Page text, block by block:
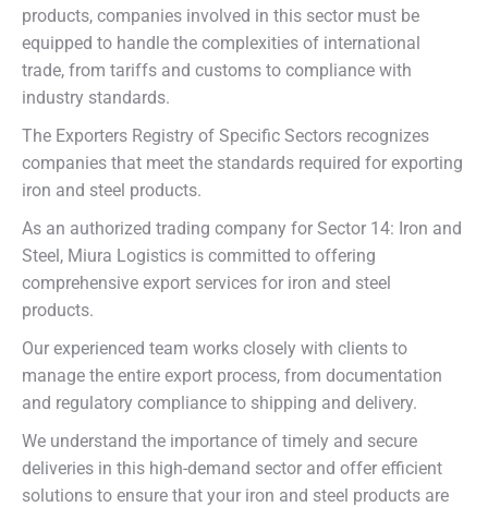
products, companies involved in this sector must be
equipped to handle the complexities of international
trade, from tariffs and customs to compliance with
industry standards.
The Exporters Registry of Specific Sectors recognizes
companies that meet the standards required for exporting
iron and steel products.
As an authorized trading company for Sector 14: Iron and
Steel, Miura Logistics is committed to offering
comprehensive export services for iron and steel
products.
Our experienced team works closely with clients to
manage the entire export process, from documentation
and regulatory compliance to shipping and delivery.
We understand the importance of timely and secure
deliveries in this high-demand sector and offer efficient
solutions to ensure that your iron and steel products are